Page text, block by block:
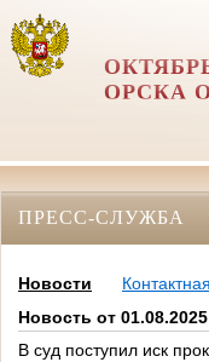
ОРСКА
ПРЕСС-СЛУЖБА
Новости
Новость от 01.08.2025
В суд поступил иск